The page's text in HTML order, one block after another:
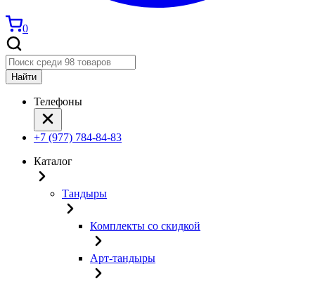
0
Найти
Телефоны
+7 (977) 784-84-83
Каталог
Тандыры
Комплекты со скидкой
Арт-тандыры